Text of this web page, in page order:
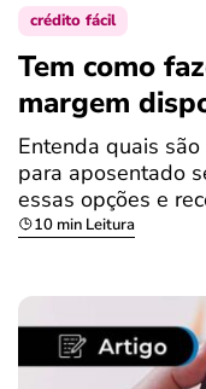
crédito fácil
Tem como
margem
Entenda quais
para aposentado
essas opções e
10 min Leitura